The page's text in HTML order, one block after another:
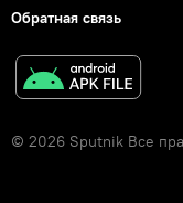
Обратная связь
© 2026 Sputnik Все